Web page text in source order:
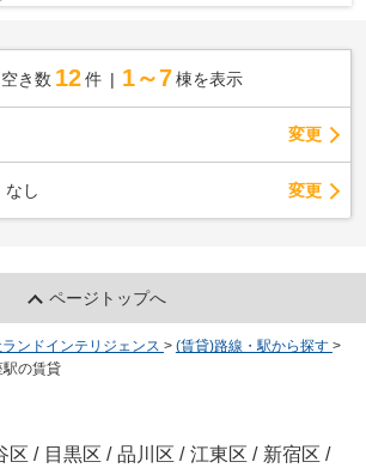
空き数 12 件 1～7 棟を表示
変更
なし 変更
ページトップへ
ンドインテリジェンス > (賃貸)路線・駅から探す >
駅の賃貸
区 / 目黒区 / 品川区 / 江東区 / 新宿区 /